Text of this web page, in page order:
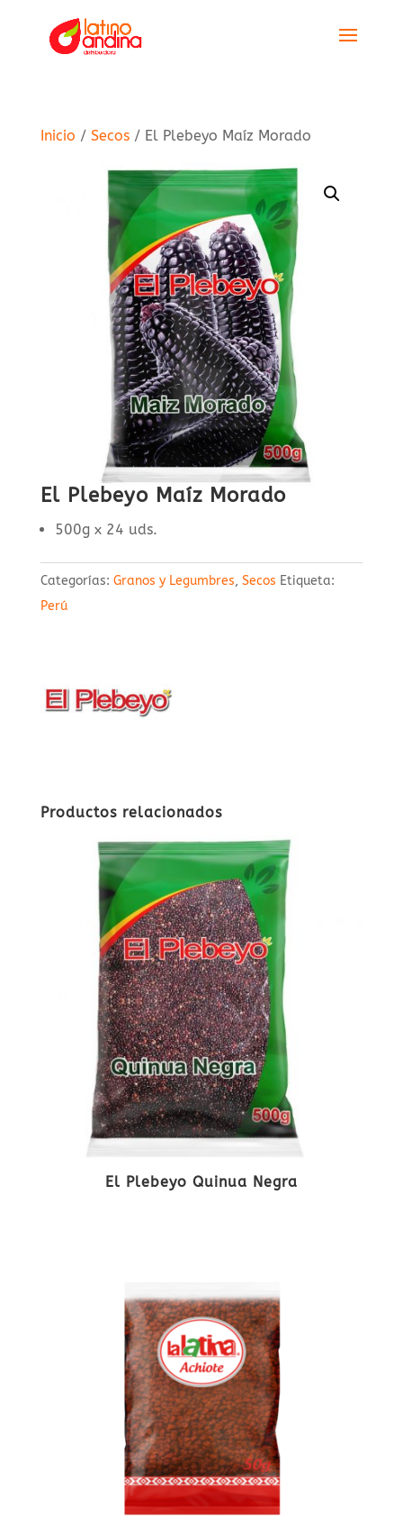
Inicio / Secos/ El Plebeyo Maíz Morado
El Plebeyo Maíz Morado
500g x 24 uds.
Categorías: Granos y Legumbres, Secos Etiqueta:
Perú
Productos relacionados
El Plebeyo Quinua Negra